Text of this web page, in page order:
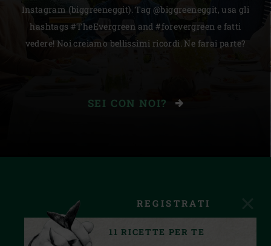
Instagram (biggreeneggit). Tag @biggreeneggit, usa gli
hashtags #TheEvergreen and #forevergreen e fatti
vedere! Noi creiamo bellissimi ricordi. Ne farai parte?
SEI CON NOI?
REGISTRATI
11 RICETTE PER TE